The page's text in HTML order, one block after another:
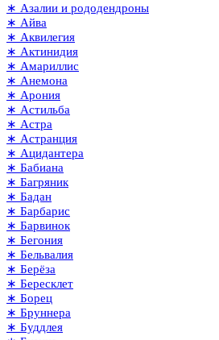
∗ Азалии и рододендроны
∗ Айва
∗ Аквилегия
∗ Актинидия
∗ Амариллис
∗ Анемона
∗ Арония
∗ Астильба
∗ Астра
∗ Астранция
∗ Ацидантера
∗ Бабиана
∗ Багряник
∗ Бадан
∗ Барбарис
∗ Барвинок
∗ Бегония
∗ Бельвалия
∗ Берёза
∗ Бересклет
∗ Борец
∗ Бруннера
∗ Буддлея